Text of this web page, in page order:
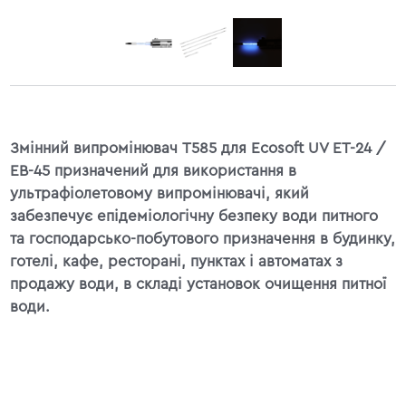
Змінний випромінювач T585 для Ecosoft UV ET-24 /
EB-45 призначений для використання в
ультрафіолетовому випромінювачі, який
забезпечує епідеміологічну безпеку води питного
та господарсько-побутового призначення в будинку,
готелі, кафе, ресторані, пунктах і автоматах з
продажу води, в складі установок очищення питної
води.